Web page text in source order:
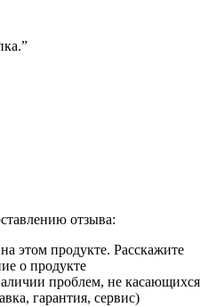
отзыва:
этом продукте. Расскажите
о продукте
проблем, не касающихся
гарантия, сервис)